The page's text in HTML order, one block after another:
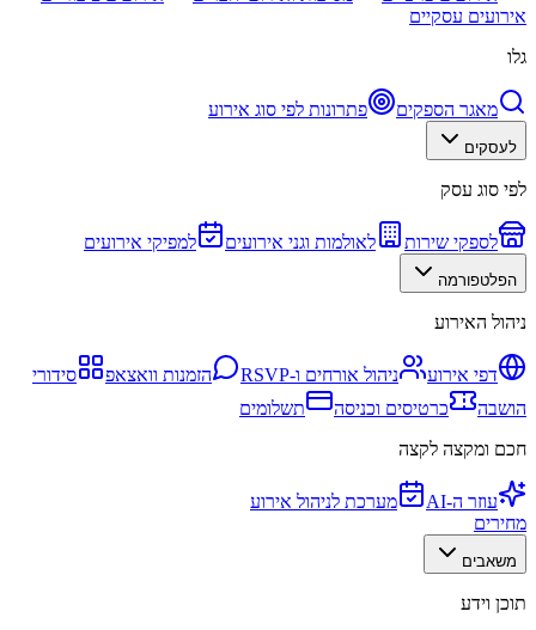
אירועים עסקיים
גלו
מאגר הספקים פתרונות לפי סוג אירוע
לעסקים
לפי סוג עסק
לספקי שירות לאולמות וגני אירועים למפיקי אירועים
הפלטפורמה
ניהול האירוע
דפי אירוע ניהול אורחים ו-RSVP הזמנות וואצאפ
סידורי
הושבה
כרטיסים וכניסה
תשלומים
חכם ומקצה לקצה
עוזר ה-AI
מערכת לניהול אירוע
מחירים
משאבים
תוכן וידע